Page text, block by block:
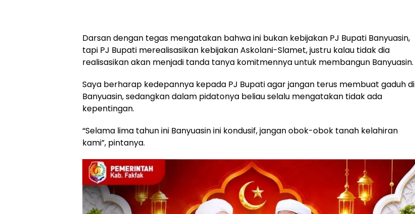
Darsan dengan tegas mengatakan bahwa ini bukan kebijakan PJ Bupati Banyuasin,
tapi PJ Bupati merealisasikan kebijakan Askolani-Slamet, justru kalau tidak dia
realisasikan akan menjadi tanda tanya komitmennya untuk membangun Banyuasin.
Saya berharap kedepannya kepada PJ Bupati agar jangan terus membuat gaduh di
Banyuasin, sedangkan dalam pidatonya beliau selalu mengatakan tidak ada
kepentingan.
“Selama lima tahun ini Banyuasin ini kondusif, jangan obok-obok tanah kelahiran
kami”, pintanya.